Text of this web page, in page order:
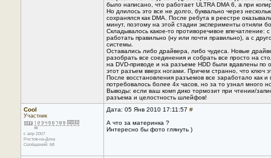
было написано, что работает ULTRA DMA 6, а при
Но длилось это все не долго, буквально через
сохранялся как DMA. После ребута в реестре
минут, поэтому на этой стадии эксперименты отняли
Складывалось какое-то противоречивое впечатление:
работать правильно (ну или почти правильно), а с
системы.
Оставались либо драйвера, либо чудеса. Новые
разобрать все соединения и собрать все просто на
на DVD-приводе и на разъеме HDD были вдавлены по
этот разъем вверх ногами. Причем странно, что ключ
После восстановления разъемов все заработало как
потребовалось более 4х часов, но за то узнал много
Выводы: если ваш комп дико тормозит при чтении/
разъема и целостность шлейфов!
Cool
Участник
с апр 2007
Ростов-на-Дону
Сообщений: 68
Дата: 05 Янв 2010 17:11:57 #
А что за материнка ?
Интересно бы фото глянуть )